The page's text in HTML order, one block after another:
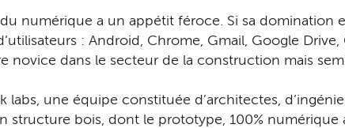
numérique a un appétit féroce. Si sa domination
: Android, Chrome, Gmail, Google
novice dans le secteur de la construction mais
labs, une équipe constituée d’architectes,
structure bois, dont le prototype, 100%